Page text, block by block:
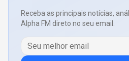
Receba as principais notícias,
Alpha FM direto no seu email.